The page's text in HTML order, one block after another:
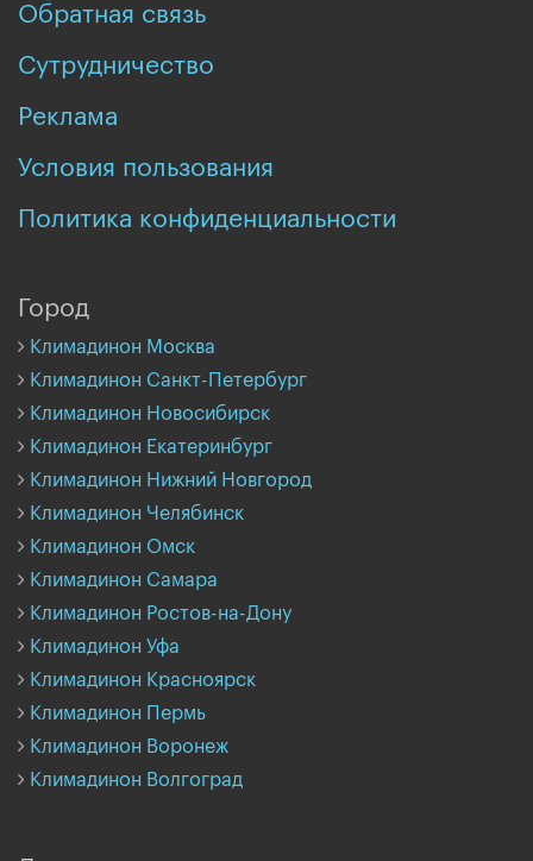
Обратная связь
Сутрудничество
Реклама
Условия пользования
Политика конфиденциальности
Город
Климадинон Москва
Климадинон Санкт-Петербург
Климадинон Новосибирск
Климадинон Екатеринбург
Климадинон Нижний Новгород
Климадинон Челябинск
Климадинон Омск
Климадинон Самара
Климадинон Ростов-на-Дону
Климадинон Уфа
Климадинон Красноярск
Климадинон Пермь
Климадинон Воронеж
Климадинон Волгоград